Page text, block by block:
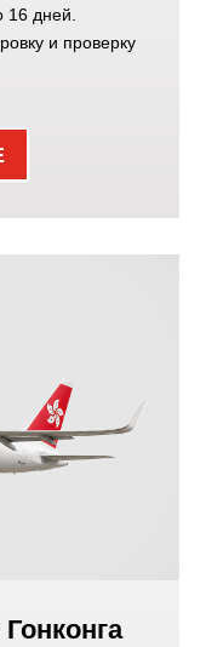
16 дней.
и проверку